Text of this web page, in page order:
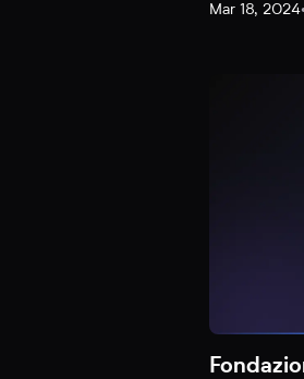
Mar 18, 2024